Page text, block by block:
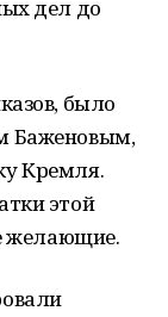
дел до
было
Баженовым,
Кремля.
этой
желающие.